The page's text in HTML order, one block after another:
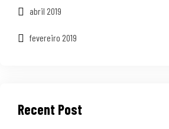
abril 2019
fevereiro 2019
Recent Post